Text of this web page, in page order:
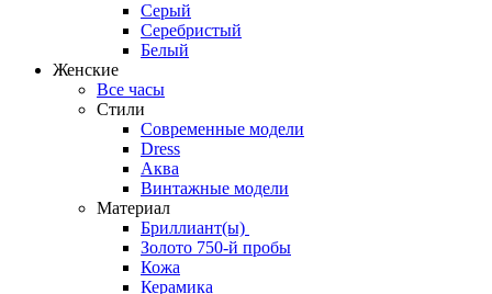
Серый
Серебристый
Белый
Женские
Все часы
Стили
Современные модели
Dress
Аква
Винтажные модели
Материал
Бриллиант(ы)
Золото 750-й пробы
Кожа
Керамика